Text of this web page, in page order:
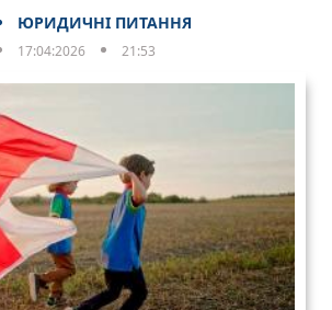
ЮРИДИЧНІ ПИТАННЯ
17:04:2026 21:53